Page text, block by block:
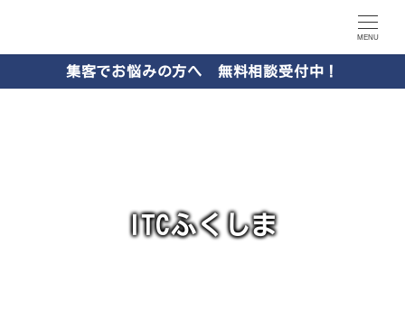
MENU
集客でお悩みの方へ 無料相談受付中！
ITCふくしま